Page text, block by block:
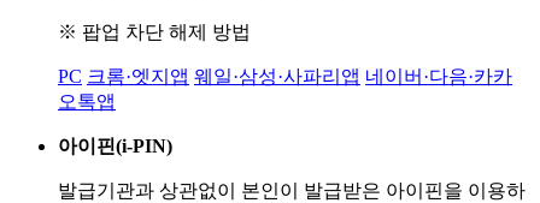
※ 팝업 차단 해제 방법
PC 크롬·엣지앱 웨일·삼성·사파리앱 네이버·다음·카카
오톡앱
아이핀(i-PIN)
발급기관과 상관없이 본인이 발급받은 아이핀을 이용하